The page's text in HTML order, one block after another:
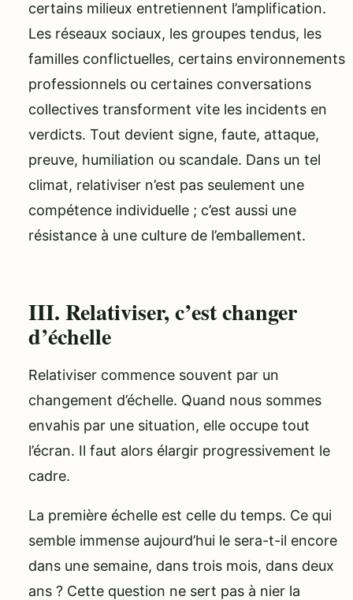
certains milieux entretiennent l’amplification.
Les réseaux sociaux, les groupes tendus, les
familles conflictuelles, certains environnements
professionnels ou certaines conversations
collectives transforment vite les incidents en
verdicts. Tout devient signe, faute, attaque,
preuve, humiliation ou scandale. Dans un tel
climat, relativiser n’est pas seulement une
compétence individuelle ; c’est aussi une
résistance à une culture de l’emballement.
III. Relativiser, c’est changer
d’échelle
Relativiser commence souvent par un
changement d’échelle. Quand nous sommes
envahis par une situation, elle occupe tout
l’écran. Il faut alors élargir progressivement le
cadre.
La première échelle est celle du temps. Ce qui
semble immense aujourd’hui le sera-t-il encore
dans une semaine, dans trois mois, dans deux
ans ? Cette question ne sert pas à nier la